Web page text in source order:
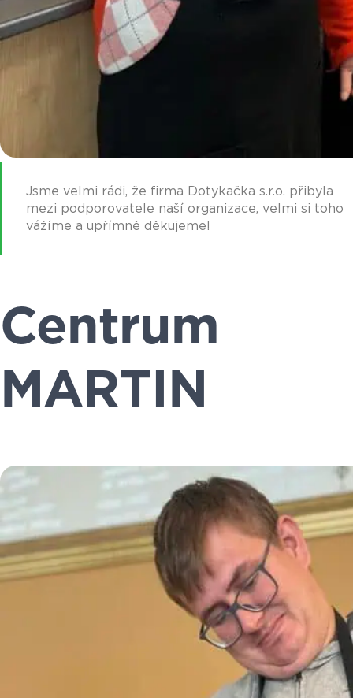
Jsme velmi rádi, že firma Dotykačka s.r.o. přibyla
mezi podporovatele naší organizace, velmi si toho
vážíme a upřímně děkujeme!
Centrum
MARTIN